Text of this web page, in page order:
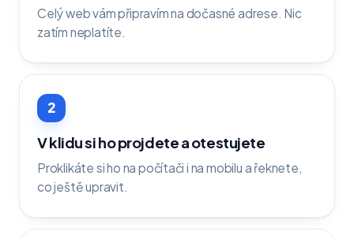
Celý web vám připravím na dočasné adrese. Nic
zatím neplatíte.
2
V klidu si ho projdete a otestujete
Proklikáte si ho na počítači i na mobilu a řeknete,
co ještě upravit.